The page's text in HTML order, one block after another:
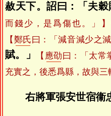
赦天下。詔曰：「夫穀
而錢少，是爲傷也。」】
【 鄭氏 曰：「減音減少之減
賦。」
【 應劭 曰：「太常
充實之，後悉爲縣，故與三
右將軍張安世宿衞